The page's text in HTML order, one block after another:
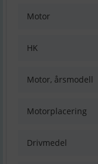
Motor
HK
Motor, årsmodell
Motorplacering
Drivmedel